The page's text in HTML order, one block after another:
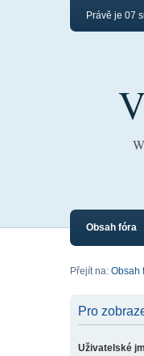
Právě je 07
Obsah fóra
Přejít na: Obsah
Pro
Uživatelské